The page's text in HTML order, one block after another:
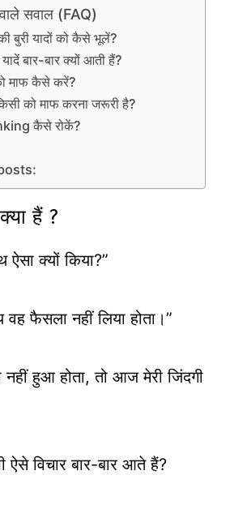
सवाल (FAQ)
बुरी यादों को कैसे भूलें?
बार-बार क्यों आती हैं?
माफ कैसे करें?
को माफ करना जरूरी है?
कैसे रोकें?
हैं ?
ऐसा क्यों किया?”
फैसला नहीं लिया होता।”
हुआ होता, तो आज मेरी जिंदगी
विचार बार-बार आते हैं?